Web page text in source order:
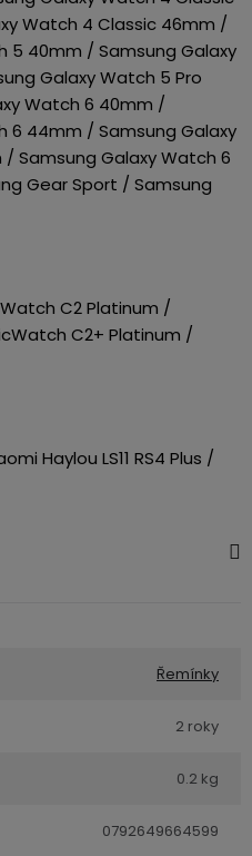
Watch 4 Classic 46mm /
5 40mm / Samsung Galaxy
Galaxy Watch 5 Pro
Watch 6 40mm /
6 44mm / Samsung Galaxy
Samsung Galaxy Watch 6
Gear Sport / Samsung
C2 Platinum /
C2+ Platinum /
Haylou LS11 RS4 Plus /
Řemínky
2 roky
0.2 kg
0792649664599